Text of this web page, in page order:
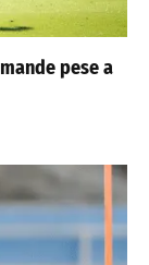
pese a